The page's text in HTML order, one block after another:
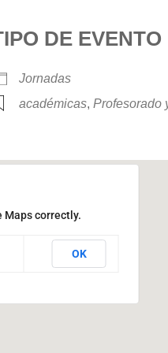
DE EVENTO
Jornadas
académicas, Profesorado
Maps correctly.
OK